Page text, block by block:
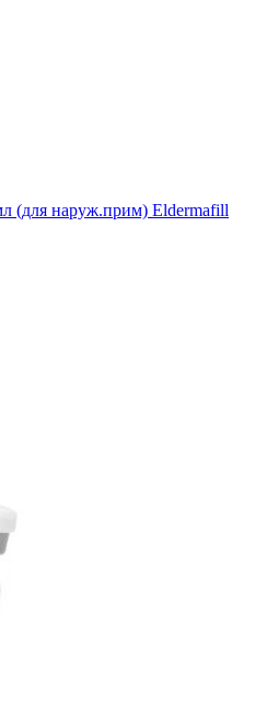
(для наруж.прим) Eldermafill